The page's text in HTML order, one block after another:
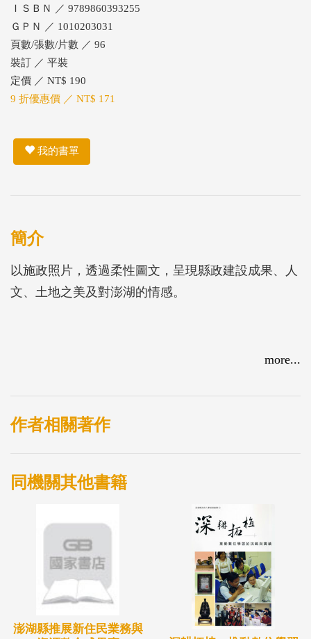
ＩＳＢＮ ／ 9789860393255
ＧＰＮ ／ 1010203031
頁數/張數/片數 ／ 96
裝訂 ／ 平裝
定價 ／ NT$ 190
9 折優惠價 ／ NT$ 171
我的書單
簡介
以施政照片，透過柔性圖文，呈現縣政建設成果、人
文、土地之美及對澎湖的情感。
more...
作者相關著作
同機關其他書籍
澎湖縣推展新住民業務與